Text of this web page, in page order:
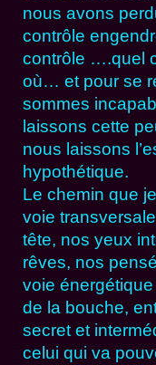
nous avons
contrôle
contrôle ….quel
où… et pour se
sommes
laissons cette
nous laissons
hypothétique.
Le chemin que
voie
tête, nos yeux
rêves, nos
voie
de la bouche,
secret et
celui qui va